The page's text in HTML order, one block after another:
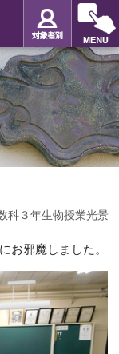
科３年生物授業光景
お邪魔しました。